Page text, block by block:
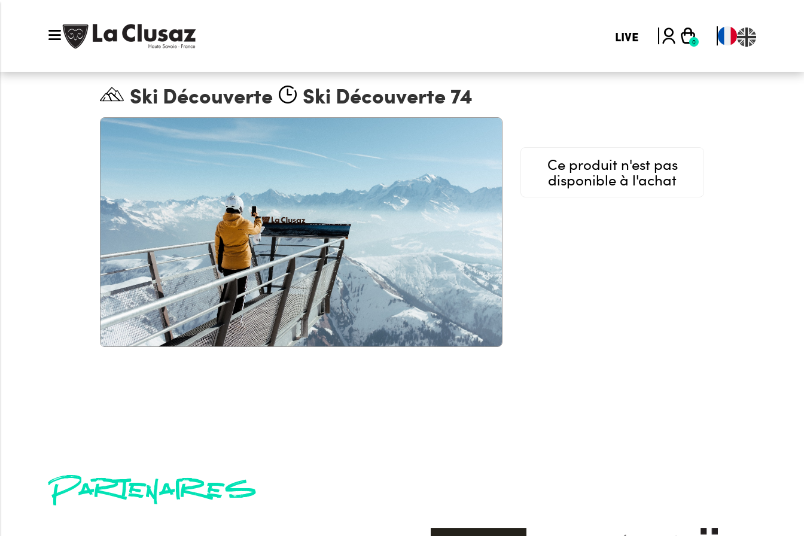
LIVE
Ski Découverte Ski Découverte 74
Ce produit n'est pas
disponible à l'achat
Partenaires